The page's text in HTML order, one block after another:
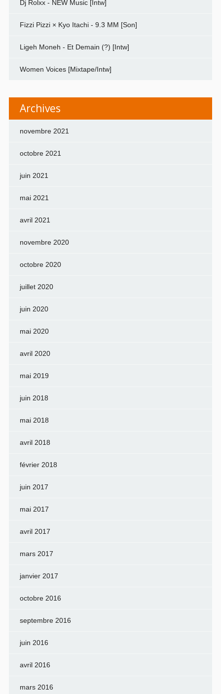
Dj Rolxx - NEW Music [Intw]
Fizzi Pizzi × Kyo Itachi - 9.3 MM [Son]
Ligeh Moneh - Et Demain (?) [Intw]
Women Voices [Mixtape/Intw]
Archives
novembre 2021
octobre 2021
juin 2021
mai 2021
avril 2021
novembre 2020
octobre 2020
juillet 2020
juin 2020
mai 2020
avril 2020
mai 2019
juin 2018
mai 2018
avril 2018
février 2018
juin 2017
mai 2017
avril 2017
mars 2017
janvier 2017
octobre 2016
septembre 2016
juin 2016
avril 2016
mars 2016